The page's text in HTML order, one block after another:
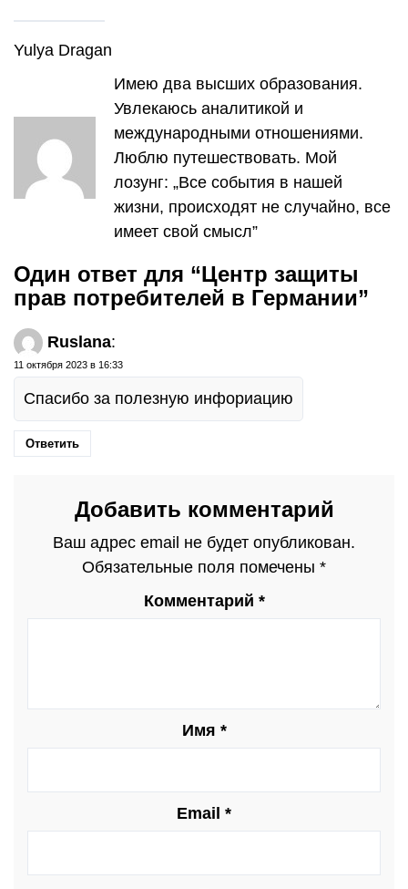
Yulya Dragan
Имею два высших образования.
Увлекаюсь аналитикой и
международными отношениями.
Люблю путешествовать. Мой
лозунг: „Все события в нашей
жизни, происходят не случайно, все
имеет свой смысл”
Один ответ для “Центр защиты
прав потребителей в Германии”
Ruslana:
11 октября 2023 в 16:33
Спасибо за полезную инфориацию
Ответить
Добавить комментарий
Ваш адрес email не будет опубликован.
Обязательные поля помечены *
Комментарий *
Имя *
Email *